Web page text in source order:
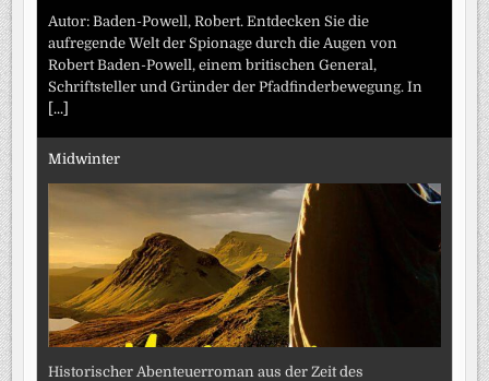
Autor: Baden-Powell, Robert. Entdecken Sie die
aufregende Welt der Spionage durch die Augen von
Robert Baden-Powell, einem britischen General,
Schriftsteller und Gründer der Pfadfinderbewegung. In
[...]
Midwinter
Historischer Abenteuerroman aus der Zeit des